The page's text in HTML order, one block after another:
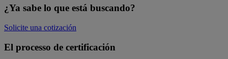
¿Ya sabe lo que está buscando?
Solicite una cotización
El processo de certificación